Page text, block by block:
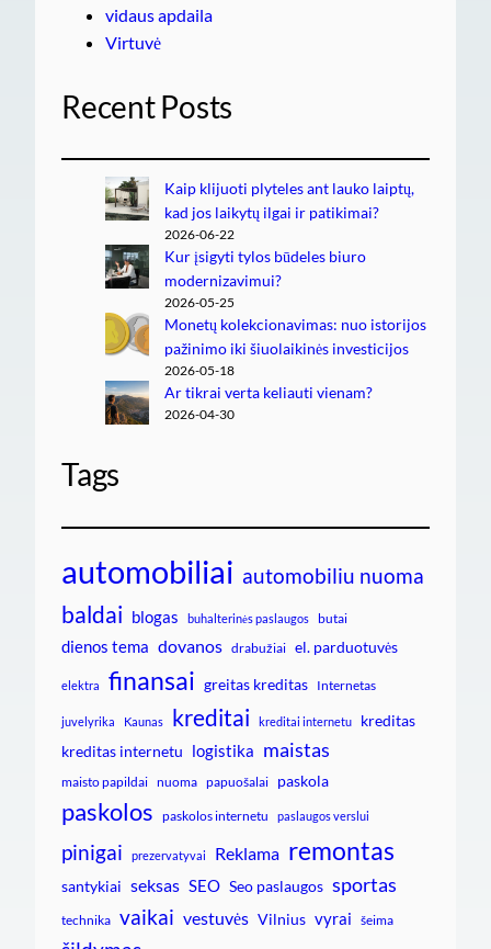
vidaus apdaila
Virtuvė
Recent Posts
Kaip klijuoti plyteles ant lauko laiptų,
kad jos laikytų ilgai ir patikimai?
2026-06-22
Kur įsigyti tylos būdeles biuro
modernizavimui?
2026-05-25
Monetų kolekcionavimas: nuo istorijos
pažinimo iki šiuolaikinės investicijos
2026-05-18
Ar tikrai verta keliauti vienam?
2026-04-30
Tags
automobiliai automobiliu nuoma
baldai blogas buhalterinės paslaugos butai
dienos tema dovanos drabužiai el. parduotuvės
elektra finansai greitas kreditas Internetas
juvelyrika Kaunas kreditai kreditai internetu
kreditas
kreditas internetu logistika maistas
maisto papildai nuoma papuošalai paskola
paskolos paskolos internetu paslaugos verslui
pinigai prezervatyvai Reklama remontas
santykiai seksas SEO Seo paslaugos sportas
technika vaikai vestuvės Vilnius vyrai šeima